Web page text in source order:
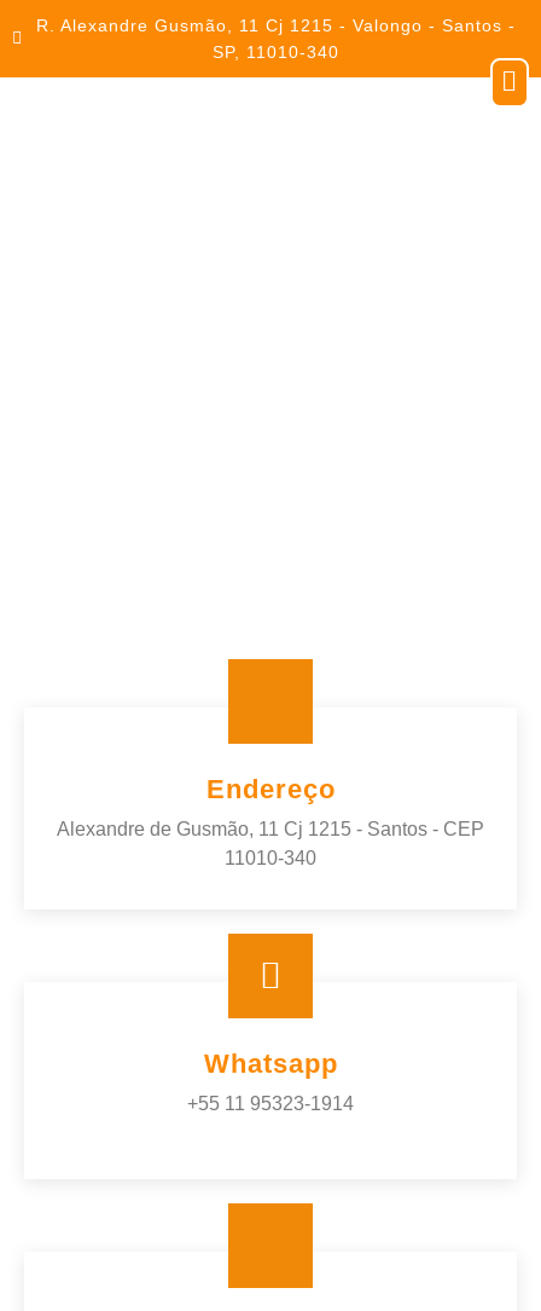
R. Alexandre Gusmão, 11 Cj 1215 - Valongo - Santos -
SP, 11010-340
Endereço
Alexandre de Gusmão, 11 Cj 1215 - Santos - CEP
11010-340
Whatsapp
+55 11 95323-1914